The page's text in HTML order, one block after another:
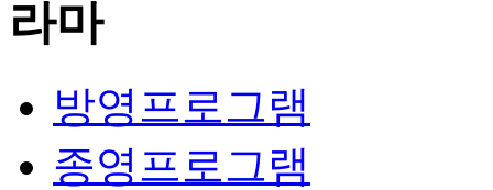
방영프로그램
종영프로그램